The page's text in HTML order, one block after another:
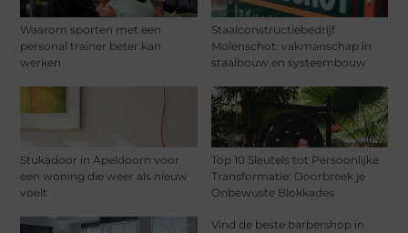
Waarom sporten met een
personal trainer beter kan
werken
Staalconstructiebedrijf
Molenschot: vakmanschap in
staalbouw en systeembouw
Stukadoor in Apeldoorn voor
een woning die weer als nieuw
voelt
Top 10 Sleutels tot Persoonlijke
Transformatie: Doorbreek je
Onbewuste Blokkades
Vind de beste barbershop in